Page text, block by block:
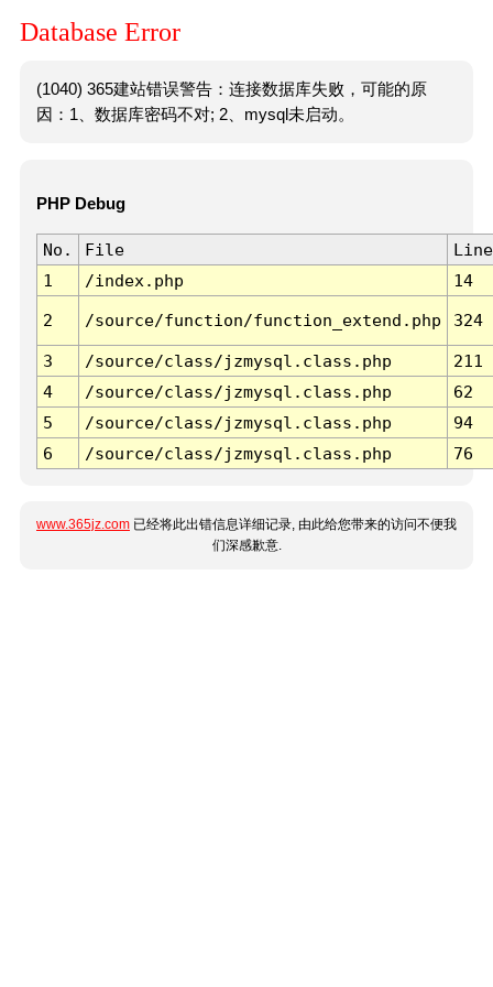
Database Error
(1040) 365建站错误警告：连接数据库失败，可能的原
因：1、数据库密码不对; 2、mysql未启动。
PHP Debug
No. File
Line
1
/index.php 14
2 /source/function/function_extend.php 324
3 /source/class/jzmysql.class.php
211
4
/source/class/jzmysql.class.php
62
5
/source/class/jzmysql.class.php
94
6
/source/class/jzmysql.class.php 76
www.365jz.com 已经将此出错信息详细记录, 由此给您带来的访问不便我
们深感歉意.